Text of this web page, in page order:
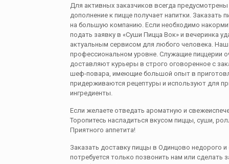
Для активных заказчиков всегда
дополнение к пицце получает напитки.
на большую компанию. Если необходимо
подать заявку в «Суши Пицца Вок» и вечеринка
актуальным сервисом для любого человека.
профессиональном уровне. Служащие пиццерии
доставляют курьеры в строго оговоренное с
шеф-повара, имеющие большой опыт в
придерживаются рецептуры и используют для
ингредиенты.
Если желаете отведать ароматную и
Торопитесь насладиться вкусом пиццы, суши,
Приятного аппетита!
Заказать доставку пиццы в Одинцовo недорого
потребуется только позвонить нам или сделать